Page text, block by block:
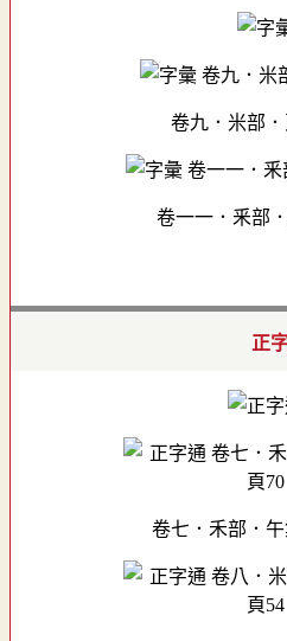
卷九．米部
卷一一．釆部
正
卷七．禾部．